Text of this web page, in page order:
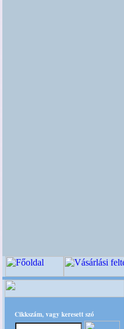
Cikkszám, vagy keresett szó
, Kegyeleti-